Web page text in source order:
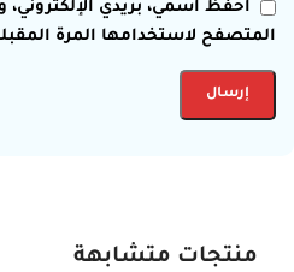
احفظ اسمي، بريدي الإلكتروني،
المتصفح لاستخدامها المرة
منتجات متشابهة